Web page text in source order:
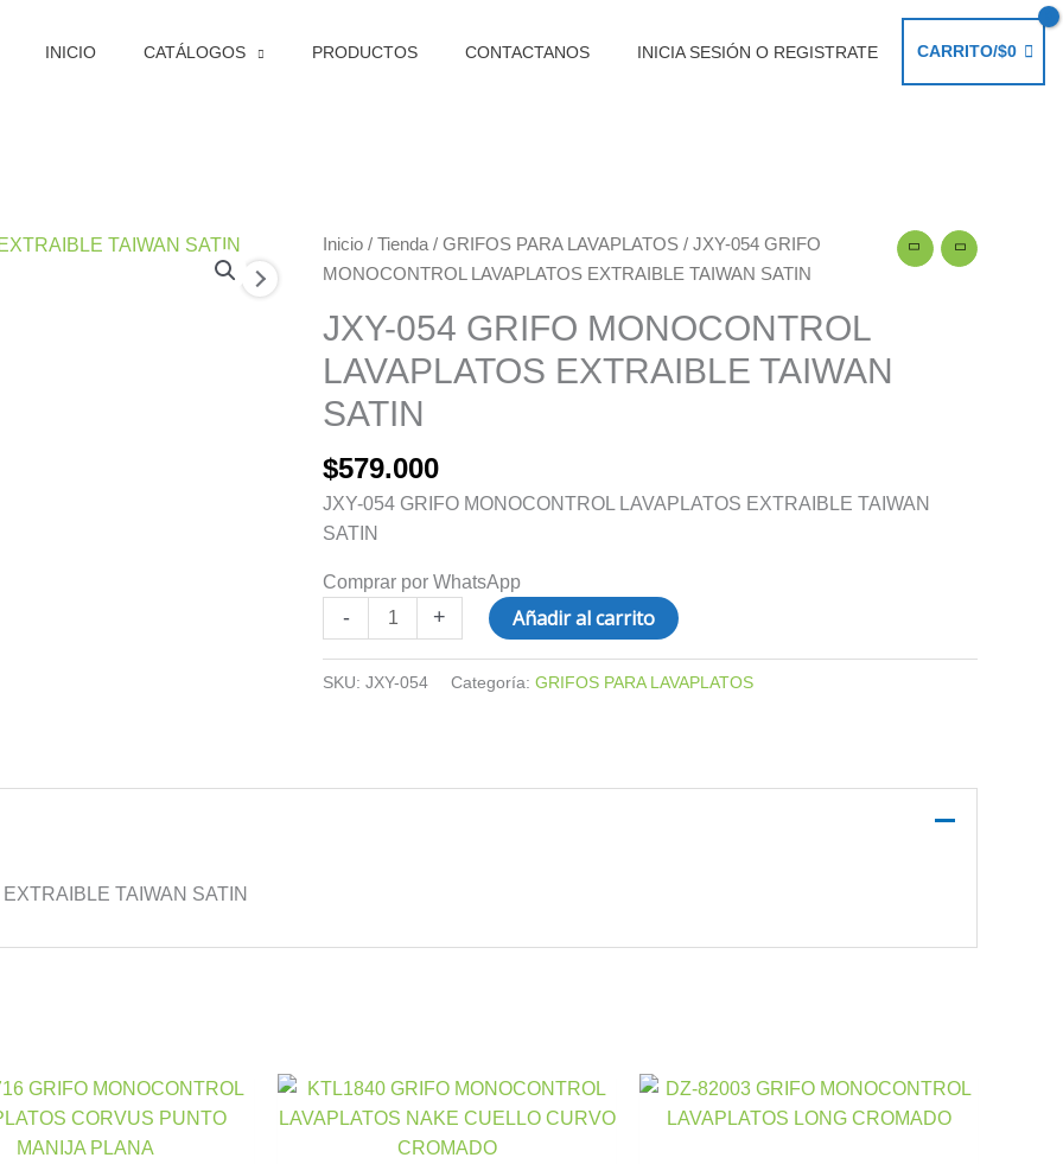
INICIO CATÁLOGOS PRODUCTOS CONTACTANOS INICIA SESIÓN O REGISTRATE CARRITO/$0
Inicio / Tienda / GRIFOS PARA LAVAPLATOS / JXY-054 GRIFO
MONOCONTROL LAVAPLATOS EXTRAIBLE TAIWAN SATIN
JXY-054 GRIFO MONOCONTROL
LAVAPLATOS EXTRAIBLE TAIWAN
SATIN
$579.000
JXY-054 GRIFO MONOCONTROL LAVAPLATOS EXTRAIBLE TAIWAN
SATIN
Comprar por WhatsApp
-
JXY-
054
MONOCONTROL
LAVAPLATOS
TAIWAN
cantidad
+ Añadir al carrito
SKU: JXY-054 Categoría: GRIFOS PARA LAVAPLATOS
TAIWAN SATIN